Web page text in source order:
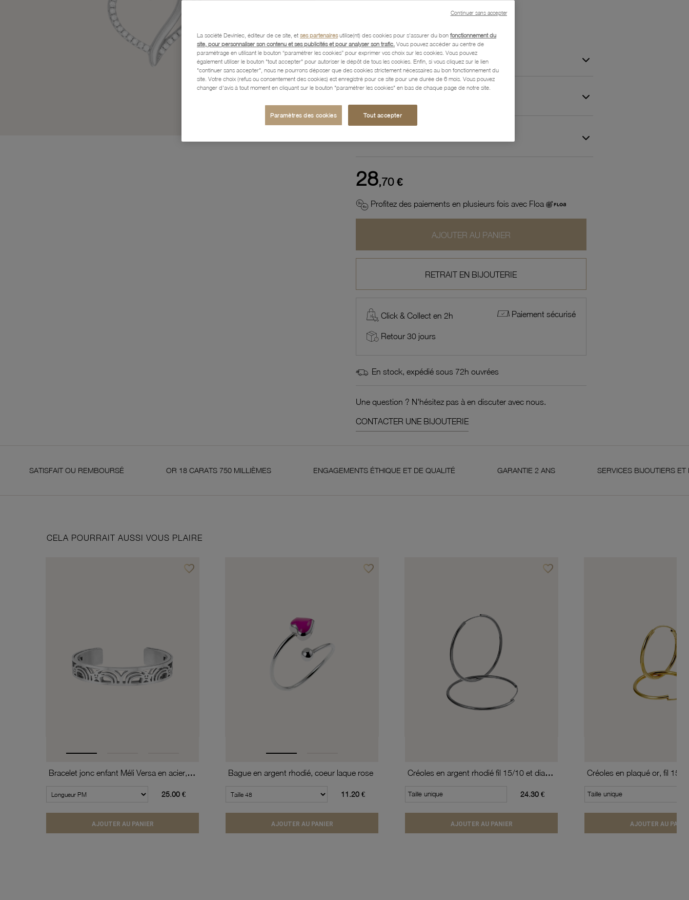
Description
28,70 €
Profitez des paiements en plusieurs fois avec Floa
AJOUTER AU PANIER
RETRAIT EN BIJOUTERIE
Click & Collect en 2h Paiement sécurisé
Retour 30 jours
En stock, expédié sous 72h ouvrées
Une question ? N'hésitez pas à en discuter avec nous.
CONTACTER UNE BIJOUTERIE
OU REMBOURSÉ OR 18 CARATS 750 MILLIÈMES ENGAGEMENTS ÉTHIQUE ET DE QUALITÉ GARANTIE 2 ANS SERVICES BIJOUTIERS ET
CELA POURRAIT AUSSI VOUS PLAIRE
favorite_borderAjouter à vos favoris
Bracelet jonc enfant Méli Versa en acier, 10mm
25.00 €
AJOUTER AU PANIER
favorite_borderAjouter à vos favoris
Bague en argent rhodié, coeur laque rose
11.20 €
AJOUTER AU PANIER
favorite_borderAjouter à vos favoris
Créoles en argent rhodié fil 15/10 et diamètre 40 mm
Taille unique 24.30 €
AJOUTER AU PANIER
Taille unique
AJOUTER AU
La société Devinlec, éditeur de ce site, et ses partenairesutilise(nt) des cookies pour s'assurer du bon fonctionnement du
site, pour personnaliser son contenu et ses publicités et pour analyser son trafic. Vous pouvez accéder au centre de
paramétrage en utilisant le bouton “paramétrer les cookies” pour exprimer vos choix sur les cookies. Vous pouvez
également utiliser le bouton "tout accepter" pour autoriser le dépôt de tous les cookies. Enfin, si vous cliquez sur le lien
"continuer sans accepter", nous ne pourrons déposer que des cookies strictement nécessaires au bon fonctionnement du
site. Votre choix (refus ou consentement des cookies) est enregistré pour ce site pour une durée de 6 mois. Vous pouvez
changer d'avis à tout moment en cliquant sur le bouton "paramétrer les cookies" en bas de chaque page de notre site.
Paramètres des cookies Tout accepter
Continuer sans accepter